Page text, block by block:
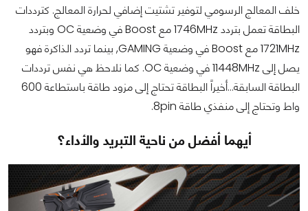
خلف المعالج الرسومي لتوفير تشتيت إضافي لحرارة المعالج. كترددات
البطاقة تعمل بتردد 1746MHz مع Boost في وضعية OC وبتردد
1721MHz مع Boost في وضعية GAMING, بينما تردد الذاكرة فهو
يصل إلى 11448MHz في وضعية OC. كما نلاحظ هي نفس ترددات
البطاقة السابقة...أخيراً البطاقة تحتاج إلى مزود طاقة باستطاعة 600
واط وتحتاج إلى منفذي طاقة 8pin.
أيهما أفضل من ناحية التبريد والأداء؟